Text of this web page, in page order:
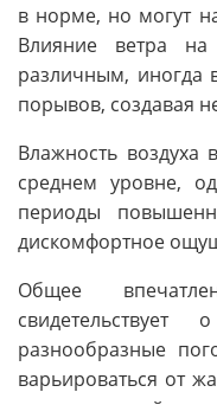
в норме, но могут
Влияние ветра
различным, иногда
порывов, создавая
Влажность
среднем уровне,
периоды
дискомфортное
Общее
разнообразные
варьироваться от